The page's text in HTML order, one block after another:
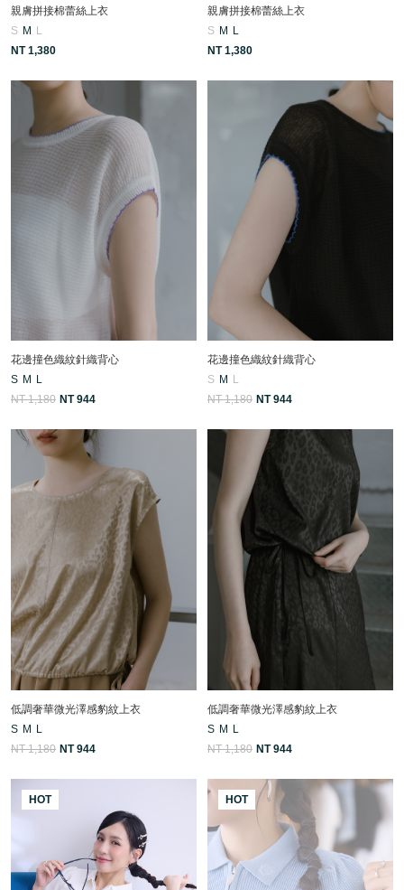
親膚拼接棉蕾絲上衣
S M L
NT 1,380
親膚拼接棉蕾絲上衣
S M L
NT 1,380
花邊撞色織紋針織背心
S M
L
NT 1,180 NT 944
花邊撞色織紋針織背心
S M
L
NT 1,180 NT 944
低調奢華微光澤感豹紋上衣
S M L
NT 1,180 NT 944
低調奢華微光澤感豹紋上衣
S M L
NT 1,180 NT 944
HOT HOT